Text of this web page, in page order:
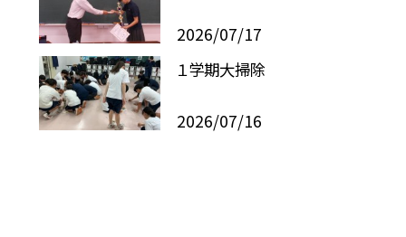
2026/07/17
１学期大掃除
2026/07/16